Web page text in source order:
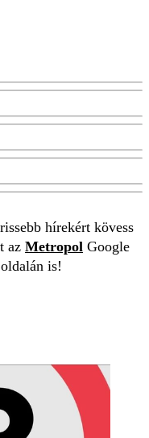
hírekért kövess
az Metropol Google
is!